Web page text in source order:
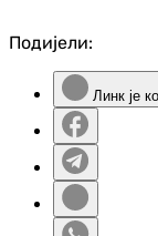
Подијели:
Линк је